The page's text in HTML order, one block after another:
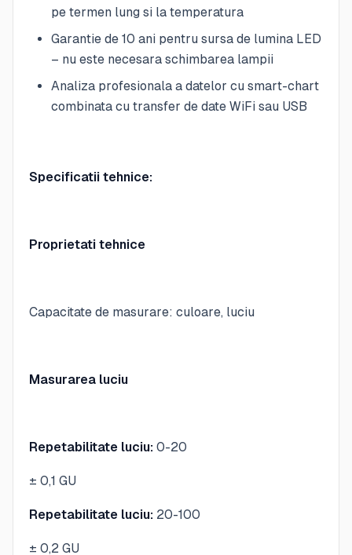
pe termen lung si la temperatura
Garantie de 10 ani pentru sursa de lumina LED
– nu este necesara schimbarea lampii
Analiza profesionala a datelor cu smart-chart
combinata cu transfer de date WiFi sau USB
Specificatii tehnice:
Proprietati tehnice
Capacitate de masurare: culoare, luciu
Masurarea luciu
Repetabilitate luciu: 0-20
± 0,1 GU
Repetabilitate luciu: 20-100
± 0,2 GU